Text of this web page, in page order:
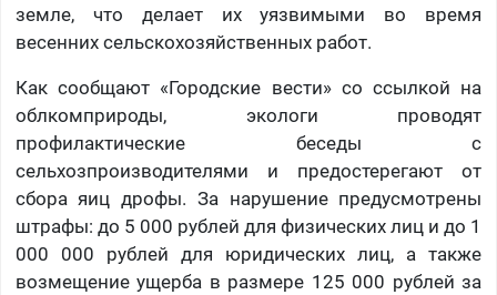
земле, что делает их уязвимыми во время
весенних сельскохозяйственных работ.
Как сообщают «Городские вести» со ссылкой на
облкомприроды, экологи проводят
профилактические беседы с
сельхозпроизводителями и предостерегают от
сбора яиц дрофы. За нарушение предусмотрены
штрафы: до 5 000 рублей для физических лиц и до 1
000 000 рублей для юридических лиц, а также
возмещение ущерба в размере 125 000 рублей за